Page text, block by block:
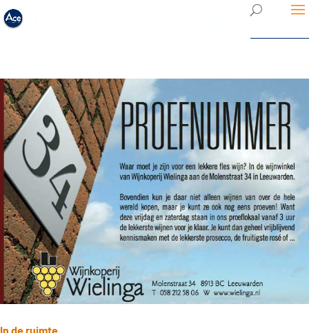
In de ruimte…